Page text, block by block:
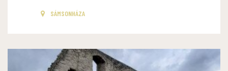
SÁMSONHÁZA